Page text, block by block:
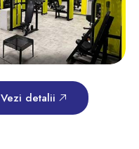
Vezi detalii